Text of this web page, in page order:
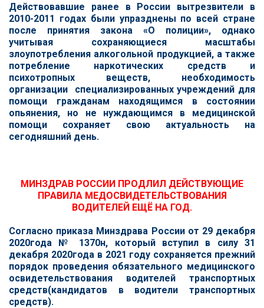
Действовавшие ранее в России вытрезвители в
2010-2011 годах были упразднены по всей стране
после принятия закона «О полиции», однако
учитывая сохраняющиеся масштабы
злоупотребления алкогольной продукцией, а также
потребление наркотических средств и
психотропных веществ, необходимость
организации специализированных учреждений для
помощи гражданам находящимся в состоянии
опьянения, но не нуждающимся в медицинской
помощи сохраняет свою актуальность на
сегодняшний день.
МИНЗДРАВ РОССИИ ПРОДЛИЛ ДЕЙСТВУЮЩИЕ
ПРАВИЛА МЕДОСВИДЕТЕЛЬСТВОВАНИЯ
ВОДИТЕЛЕЙ ЕЩЁ НА ГОД.
Согласно приказа Минздрава России от 29 декабря
2020года № 1370н, который вступил в силу 31
декабря 2020года в 2021 году сохраняется прежний
порядок проведения обязательного медицинского
освидетельствования водителей транспортных
средств(кандидатов в водители транспортных
средств).